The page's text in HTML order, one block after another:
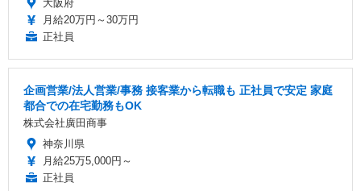
大阪府
月給20万円～30万円
正社員
企画営業/法人営業/事務 接客業から転職も 正社員で安定 家庭
都合での在宅勤務もOK
株式会社廣田商事
神奈川県
月給25万5,000円～
正社員